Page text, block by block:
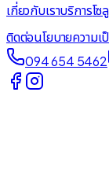
เกี่ยวกับเราบริการโซ
ติดต่อนโยบายความ
094 654 5462